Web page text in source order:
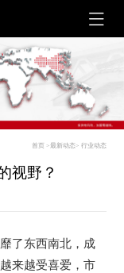
首页 >最新动态> 行业动态
视野？
了东西南北，成
来越受喜爱，市